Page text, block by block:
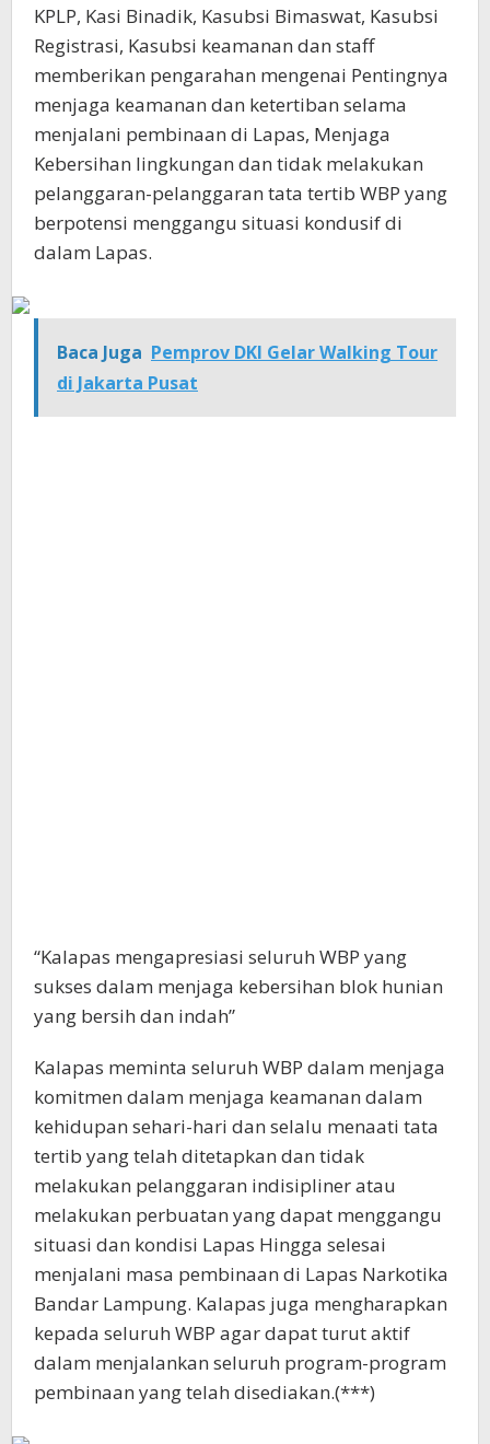
KPLP, Kasi Binadik, Kasubsi Bimaswat, Kasubsi
Registrasi, Kasubsi keamanan dan staff
memberikan pengarahan mengenai Pentingnya
menjaga keamanan dan ketertiban selama
menjalani pembinaan di Lapas, Menjaga
Kebersihan lingkungan dan tidak melakukan
pelanggaran-pelanggaran tata tertib WBP yang
berpotensi menggangu situasi kondusif di
dalam Lapas.
Baca Juga Pemprov DKI Gelar Walking Tour
di Jakarta Pusat
“Kalapas mengapresiasi seluruh WBP yang
sukses dalam menjaga kebersihan blok hunian
yang bersih dan indah”
Kalapas meminta seluruh WBP dalam menjaga
komitmen dalam menjaga keamanan dalam
kehidupan sehari-hari dan selalu menaati tata
tertib yang telah ditetapkan dan tidak
melakukan pelanggaran indisipliner atau
melakukan perbuatan yang dapat menggangu
situasi dan kondisi Lapas Hingga selesai
menjalani masa pembinaan di Lapas Narkotika
Bandar Lampung. Kalapas juga mengharapkan
kepada seluruh WBP agar dapat turut aktif
dalam menjalankan seluruh program-program
pembinaan yang telah disediakan.(***)